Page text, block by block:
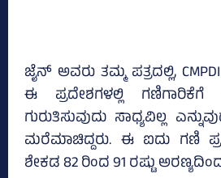
ಜೈನ್ ಅವರು ತಮ್ಮ ಪತ್ರದಲ್ಲಿ,
ಈ ಪ್ರದೇಶಗಳಲ್ಲಿ ಗಣಿಗಾರಿಕೆಗೆ
ಗುರುತಿಸುವುದು ಸಾಧ್ಯವಿಲ್ಲ
ಮರೆಮಾಚಿದ್ದರು. ಈ ಐದು ಗಣಿ
ಶೇಕಡ 82 ರಿಂದ 91 ರಷ್ಟು